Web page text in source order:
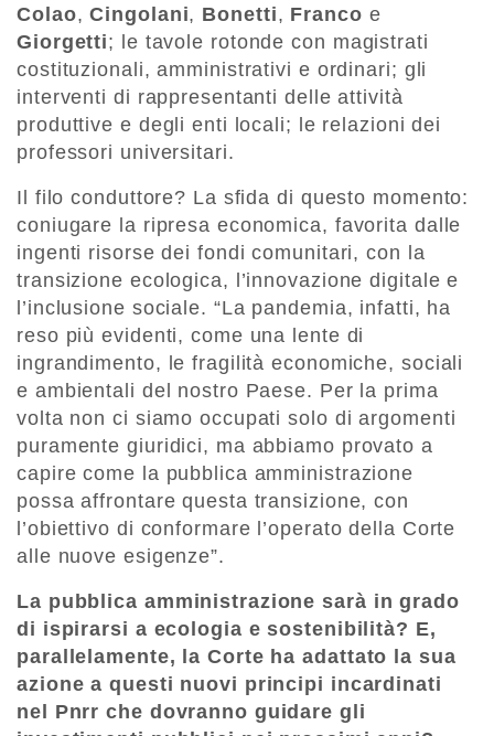
Colao,Cingolani, Bonetti, Franco e
Giorgetti; le tavole rotonde con magistrati
costituzionali, amministrativi e ordinari; gli
interventi di rappresentanti delle attività
produttive e degli enti locali; le relazioni dei
professori universitari.
Il filo conduttore? La sfida di questo momento:
coniugare la ripresa economica, favorita dalle
ingenti risorse dei fondi comunitari, con la
transizione ecologica, l’innovazione digitale e
l’inclusione sociale. “La pandemia, infatti, ha
reso più evidenti, come una lente di
ingrandimento, le fragilità economiche, sociali
e ambientali del nostro Paese. Per la prima
volta non ci siamo occupati solo di argomenti
puramente giuridici, ma abbiamo provato a
capire come la pubblica amministrazione
possa affrontare questa transizione, con
l’obiettivo di conformare l’operato della Corte
alle nuove esigenze”.
La pubblica amministrazione sarà in grado
di ispirarsi a ecologia e sostenibilità? E,
parallelamente, la Corte ha adattato la sua
azione a questi nuovi principi incardinati
nel Pnrr che dovranno guidare gli